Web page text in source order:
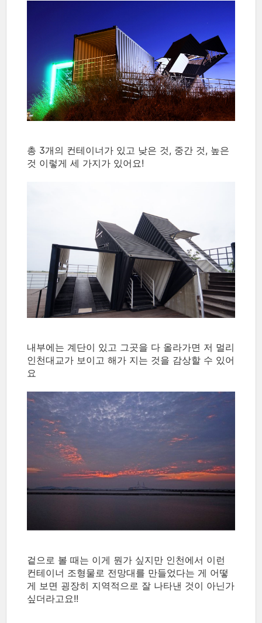
총 3개의 컨테이너가 있고 낮은 것, 중간 것, 높은
것 이렇게 세 가지가 있어요!
내부에는 계단이 있고 그곳을 다 올라가면 저 멀리
인천대교가 보이고 해가 지는 것을 감상할 수 있어
요
겉으로 볼 때는 이게 뭔가 싶지만 인천에서 이런
컨테이너 조형물로 전망대를 만들었다는 게 어떻
게 보면 굉장히 지역적으로 잘 나타낸 것이 아닌가
싶더라고요!!